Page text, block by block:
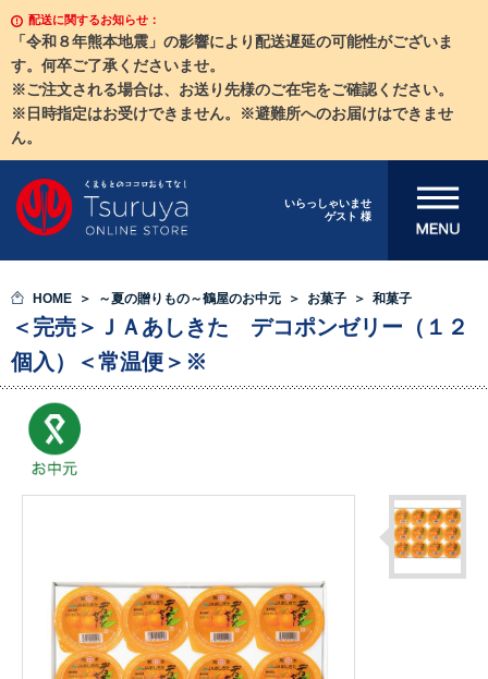
配送に関するお知らせ：
「令和８年熊本地震」の影響により配送遅延の可能性がございま
す。何卒ご了承くださいませ。
※ご注文される場合は、お送り先様のご在宅をご確認ください。
※日時指定はお受けできません。※避難所へのお届けはできませ
ん。
いらっしゃいませ
ゲスト 様
メニューを開
HOME ～夏の贈りもの～鶴屋のお中元 お菓子 和菓子
＜完売＞ＪＡあしきた デコポンゼリー（１２
個入）＜常温便＞※